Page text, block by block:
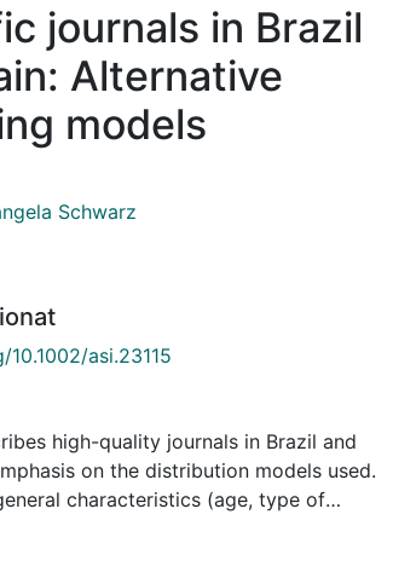
journals in Brazil
Alternative
models
Schwarz
asi.23115
high-quality journals in Brazil and
on the distribution models used.
characteristics (age, type of
and analyzes the distribution model